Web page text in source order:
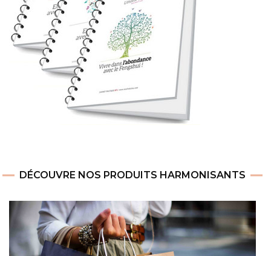
DÉCOUVRE NOS PRODUITS HARMONISANTS